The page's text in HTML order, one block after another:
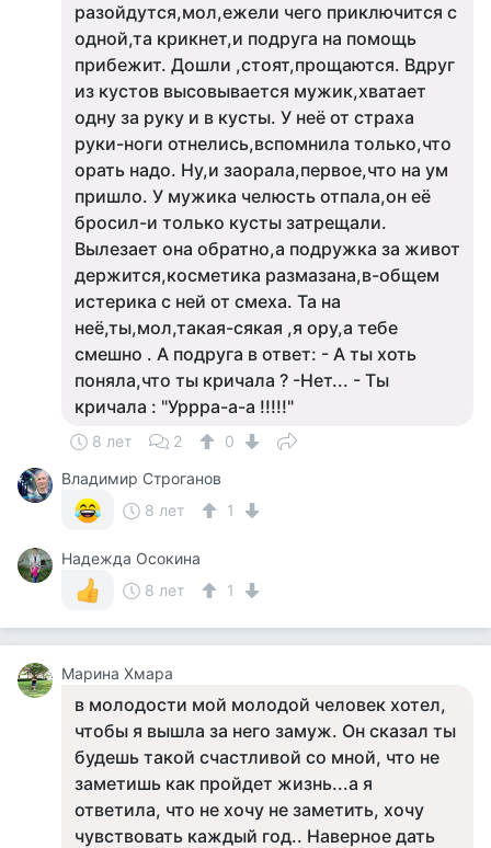
разойдутся,мол,ежели чего приключится с
одной,та крикнет,и подруга на помощь
прибежит. Дошли ,стоят,прощаются. Вдруг
из кустов высовывается мужик,хватает
одну за руку и в кусты. У неё от страха
руки-ноги отнелись,вспомнила только,что
орать надо. Ну,и заорала,первое,что на ум
пришло. У мужика челюсть отпала,он её
бросил-и только кусты затрещали.
Вылезает она обратно,а подружка за живот
держится,косметика размазана,в-общем
истерика с ней от смеха. Та на
неё,ты,мол,такая-сякая ,я ору,а тебе
смешно . А подруга в ответ: - А ты хоть
поняла,что ты кричала ? -Нет... - Ты
кричала : "Уррра-а-а !!!!!"
8 лет 2
0
Владимир Строганов
8 лет
1
Надежда Осокина
8 лет
1
Марина Хмара
в молодости мой молодой человек хотел,
чтобы я вышла за него замуж. Он сказал ты
будешь такой счастливой со мной, что не
заметишь как пройдет жизнь...а я
ответила, что не хочу не заметить, хочу
чувствовать каждый год.. Наверное дать